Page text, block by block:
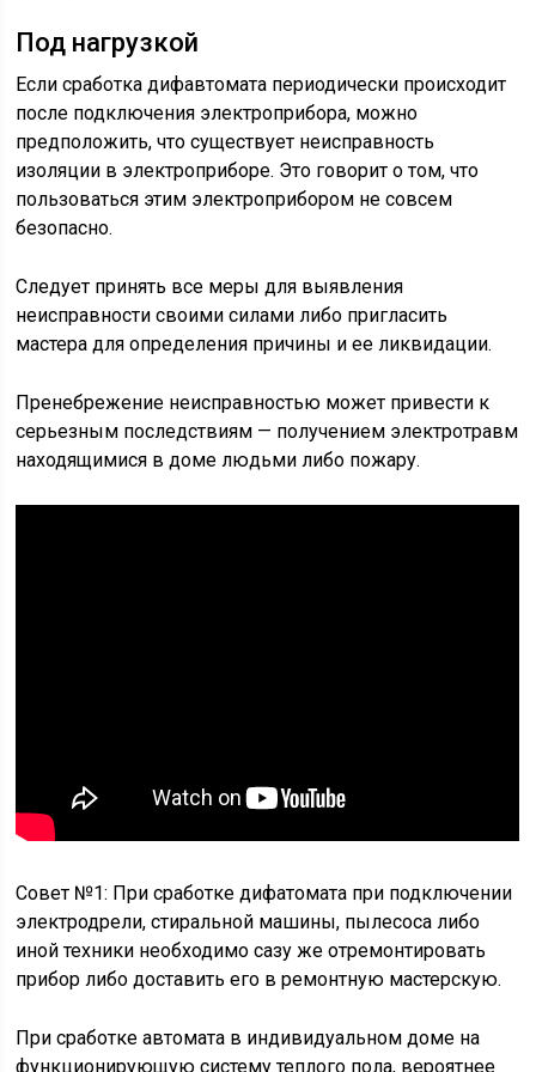
Под нагрузкой
Если сработка дифавтомата периодически происходит
после подключения электроприбора, можно
предположить, что существует неисправность
изоляции в электроприборе. Это говорит о том, что
пользоваться этим электроприбором не совсем
безопасно.
Следует принять все меры для выявления
неисправности своими силами либо пригласить
мастера для определения причины и ее ликвидации.
Пренебрежение неисправностью может привести к
серьезным последствиям — получением электротравм
находящимися в доме людьми либо пожару.
Совет №1: При сработке дифатомата при подключении
электродрели, стиральной машины, пылесоса либо
иной техники необходимо сазу же отремонтировать
прибор либо доставить его в ремонтную мастерскую.
При сработке автомата в индивидуальном доме на
функционирующую систему теплого пола, вероятнее